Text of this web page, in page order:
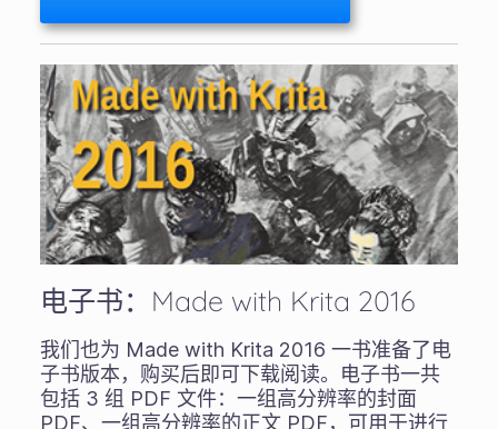
电子书：Made with Krita 2016
我们也为 Made with Krita 2016 一书准备了电
子书版本，购买后即可下载阅读。电子书一共
包括 3 组 PDF 文件：一组高分辨率的封面
PDF、一组高分辨率的正文 PDF，可用于进行